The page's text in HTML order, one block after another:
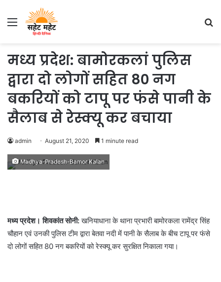
Menu
मध्य प्रदेश: बामोरकलां पुलिस
द्वारा दो लोगों सहित 80 नग
बकरियों को टापू पर फंसे पानी के
सैलाब से रेस्क्यू कर बचाया
admin August 21, 2020 1 minute read
Madhya-Pradesh-Bamor Kalan
मध्य प्रदेश। शिवकांत सोनी:खनियाधाना के थाना प्रभारी बामोरकला रामेंद्र सिंह
चौहान एवं उनकी पुलिस टीम द्वारा बेतवा नदी में पानी के सैलाब के बीच टापू पर फंसे
दो लोगों सहित 80 नग बकरियों को रेस्क्यू कर सुरक्षित निकाला गया।